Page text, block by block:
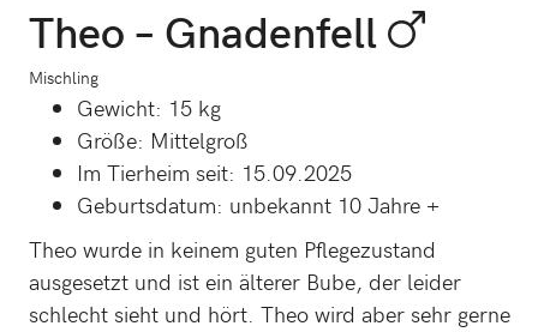
Theo – Gnadenfell
Mischling
Gewicht: 15 kg
Größe: Mittelgroß
Im Tierheim seit: 15.09.2025
Geburtsdatum: unbekannt 10 Jahre +
Theo wurde in keinem guten Pflegezustand
ausgesetzt und ist ein älterer Bube, der leider
schlecht sieht und hört. Theo wird aber sehr gerne